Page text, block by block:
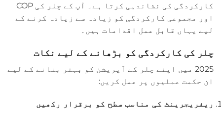
کارکردگی کی نشاندہی کرتا ہے۔ آپ کے چلر کی COP
اور مجموعی کارکردگی کو زیادہ سے زیادہ کرنے کے
لیے یہاں قابل عمل اقدامات ہیں۔
چلر کی کارکردگی کو بڑھانے کے لیے نکات
2025 میں اپنے چلر کے آپریشن کو بہتر بنانے کے لیے
ان حکمت عملیوں پر عمل کریں:
ریفریجرینٹ کی مناسب سطح کو برقرار رکھیں